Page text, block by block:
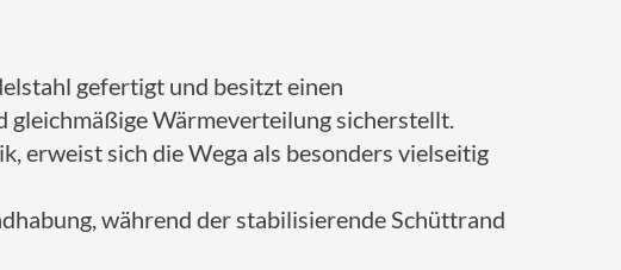
gefertigt und besitzt einen
Wärmeverteilung sicherstellt.
erweist sich die Wega als besonders vielseitig
während der stabilisierende Schüttrand